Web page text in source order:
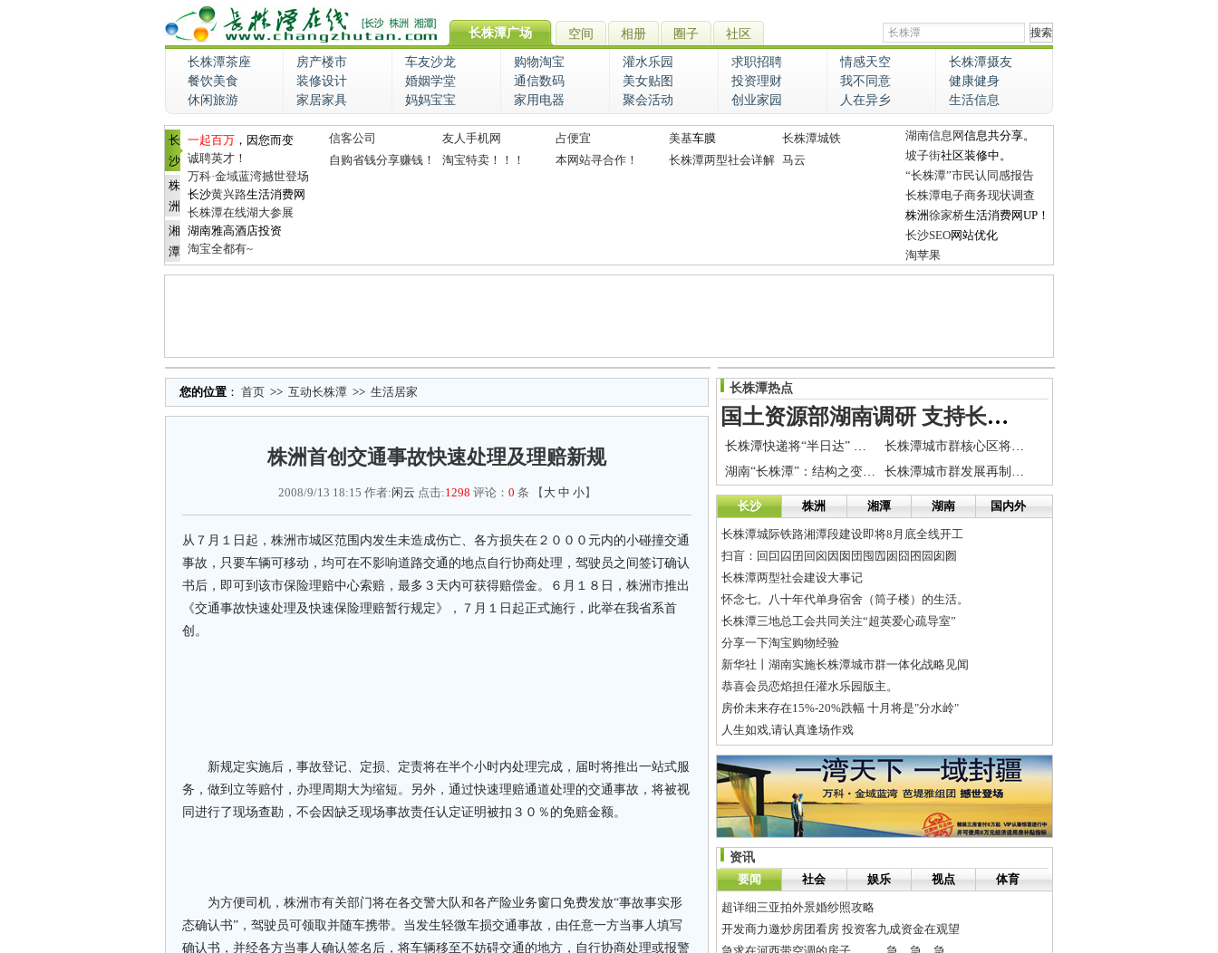
长株潭广场 空间 相册 圈子 社区
长株潭茶座 房产楼市 车友沙龙 购物淘宝 灌水乐园 求职招聘 情感天空
长株潭摄友
餐饮美食
装修设计 婚姻学堂 通信数码 美女贴图 投资理财 我不同意
健康健身
休闲旅游
家居家具 妈妈宝宝 家用电器 聚会活动 创业家园 人在异乡 生活信息
长
沙
株
洲
湘
潭
一起百万 ，因您而变
诚聘英才！
万科·金域蓝湾撼世登场
长沙黄兴路生活消费网
长株潭在线湖大参展
湖南雅高酒店投资
淘宝全都有~
信客公司 友人手机网 占便宜 美基车膜
长株潭城铁
自购省钱分享赚钱！
淘宝特卖！！！ 本网站寻合作！ 长株潭两型社会详解 马云
湖南信息网信息共分享。
坡子街社区装修中。
“长株潭”市民认同感报告
长株潭电子商务现状调查
株洲徐家桥生活消费网UP！
长沙SEO网站优化
淘苹果
您的位置 ： 首页 >> 互动长株潭 >> 生活居家
株洲首创交通事故快速处理及理赔新规
2008/9/13 18:15 作者:闲云 点击:1298 评论： 0 条 【 大 中 小】
从７月１日起，株洲市城区范围内发生未造成伤亡、各方损失在２０００元内的小碰撞交通
事故，只要车辆可移动，均可在不影响道路交通的地点自行协商处理，驾驶员之间签订确认
书后，即可到该市保险理赔中心索赔，最多３天内可获得赔偿金。６月１８日，株洲市推出
《交通事故快速处理及快速保险理赔暂行规定》，７月１日起正式施行，此举在我省系首
创。
新规定实施后，事故登记、定损、定责将在半个小时内处理完成，届时将推出一站式服
务，做到立等赔付，办理周期大为缩短。另外，通过快速理赔通道处理的交通事故，将被视
同进行了现场查勘，不会因缺乏现场事故责任认定证明被扣３０％的免赔金额。
为方便司机，株洲市有关部门将在各交警大队和各产险业务窗口免费发放“事故事实形
态确认书”，驾驶员可领取并随车携带。当发生轻微车损交通事故，由任意一方当事人填写
确认书，并经各方当事人确认签名后，将车辆移至不妨碍交通的地方，自行协商处理或报警
长株潭热点
国土资源部湖南调研 支持长株潭“两型社会”建设
长株潭快递将“半日达” 县域城市将“次日达”
长株潭城市群核心区将新建泵站
湖南“长株潭”：结构之变促经济发展
长株潭城市群发展再制造产业的思考和建议
长沙 株洲 湘潭 湖南 国内外
长株潭城际铁路湘潭段建设即将8月底全线开工
扫盲：回囙囜囝回囟因囡団囤囥囦囧囨囩囱囫
长株潭两型社会建设大事记
怀念七。八十年代单身宿舍（筒子楼）的生活。
长株潭三地总工会共同关注“超英爱心疏导室”
分享一下淘宝购物经验
新华社丨湖南实施长株潭城市群一体化战略见闻
恭喜会员恋焰担任灌水乐园版主。
房价未来存在15%-20%跌幅 十月将是"分水岭"
人生如戏,请认真逢场作戏
资讯
要闻
社会 娱乐 视点 体育
超详细三亚拍外景婚纱照攻略
开发商力邀炒房团看房 投资客九成资金在观望